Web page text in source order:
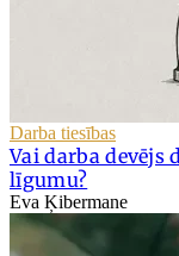
Darba tiesības
Vai darba devējs
līgumu?
Eva Ķibermane